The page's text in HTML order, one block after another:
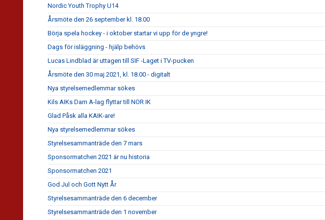
Nordic Youth Trophy U14
Årsmöte den 26 september kl. 18.00
Börja spela hockey - i oktober startar vi upp för de yngre!
Dags för isläggning - hjälp behövs
Lucas Lindblad är uttagen till SIF -Laget i TV-pucken
Årsmöte den 30 maj 2021, kl. 18.00 - digitalt
Nya styrelsemedlemmar sökes
Kils AIKs Dam A-lag flyttar till NOR IK
Glad Påsk alla KAIK-are!
Nya styrelsemedlemmar sökes
Styrelsesammanträde den 7 mars
Sponsormatchen 2021 är nu historia
Sponsormatchen 2021
God Jul och Gott Nytt År
Styrelsesammanträde den 6 december
Styrelsesammanträde den 1 november